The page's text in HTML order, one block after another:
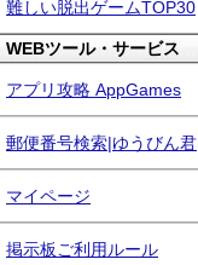
難しい脱出ゲームTOP30
WEBツール・サービス
アプリ攻略 AppGames
郵便番号検索|ゆうびん君
マイページ
掲示板ご利用ルール